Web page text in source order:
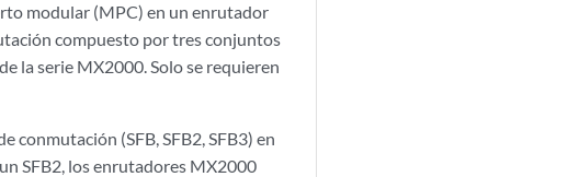
modular (MPC) en un enrutador
compuesto por tres conjuntos
la serie MX2000. Solo se requieren
conmutación (SFB, SFB2, SFB3) en
SFB2, los enrutadores MX2000